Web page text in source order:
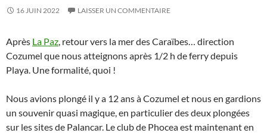
16 JUIN 2022 LAISSER UN COMMENTAIRE
Après La Paz , retour vers la mer des Caraïbes… direction
Cozumel que nous atteignons après 1/2 h de ferry depuis
Playa. Une formalité, quoi !
Nous avions plongé il y a 12 ans à Cozumel et nous en gardions
un souvenir quasi magique, en particulier des deux plongées
sur les sites de Palancar. Le club de Phocea est maintenant en